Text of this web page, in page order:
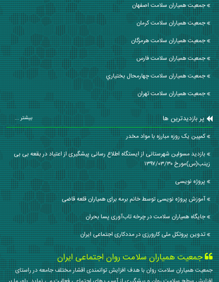
جمعیت همیاران سلامت اصفهان
جمعیت همیاران سلامت كرمان
جمعیت همیاران سلامت هرمزگان
جمعیت همیاران سلامت فارس
جمعیت همیاران سلامت چهارمحال بختياري
جمعیت همیاران سلامت تهران
پر بازدیدترین ها بیشتر ...
کمپین یک روزه مبارزه با مواد مخدر
بازدید مسولین شهرستانی از ایستگاه اطلاع رسانی پیشگیری از اعتیاد در بقعه بی بی
زینب(س)مورخ ۱۳۹۷/۰۳/۳۰
پروژه نویسی
آموزش پروژه نویسی توسط خانم برمه برای همیاران قلعه قاضی
جایگاه همیاران سلامت در چرخه تاب‌آوری پسا بحران
تدوین پروتکل ملی کارورزی در مددکاری اجتماعی ایران
جمعیت همیاران سلامت روان اجتماعی ایران
جمعیت همیاران سلامت روان با هدف افزایش توانمندی اقشار مختلف جامعه در راستای